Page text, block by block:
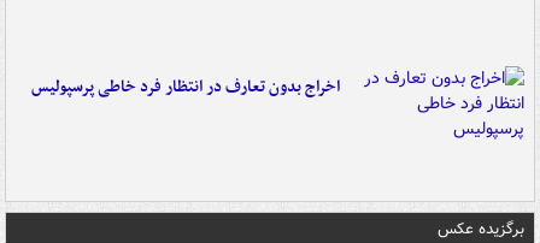
اخراج بدون تعارف در انتظار فرد خاطی پرسپولیس
برگزیده عکس